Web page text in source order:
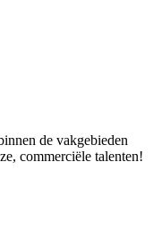
de vakgebieden
commerciële talenten!